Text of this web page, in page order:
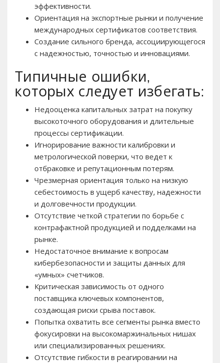
эффективности.
Ориентация на экспортные рынки и получение
международных сертификатов соответствия.
Создание сильного бренда, ассоциирующегося
с надежностью, точностью и инновациями.
Типичные ошибки,
которых следует избегать:
Недооценка капитальных затрат на покупку
высокоточного оборудования и длительные
процессы сертификации.
Игнорирование важности калибровки и
метрологической поверки, что ведет к
отбраковке и репутационным потерям.
Чрезмерная ориентация только на низкую
себестоимость в ущерб качеству, надежности
и долговечности продукции.
Отсутствие четкой стратегии по борьбе с
контрафактной продукцией и подделками на
рынке.
Недостаточное внимание к вопросам
кибербезопасности и защиты данных для
«умных» счетчиков.
Критическая зависимость от одного
поставщика ключевых компонентов,
создающая риски срыва поставок.
Попытка охватить все сегменты рынка вместо
фокусировки на высокомаржинальных нишах
или специализированных решениях.
Отсутствие гибкости в реагировании на